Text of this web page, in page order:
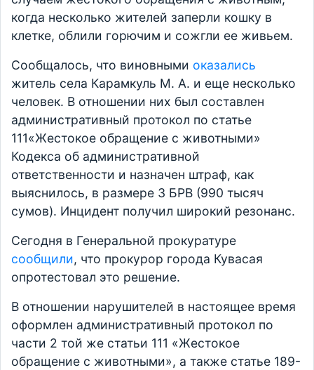
когда несколько жителей заперли кошку в
клетке, облили горючим и сожгли ее живьем.
Сообщалось, что виновными оказались
житель села Карамкуль М. А. и еще несколько
человек. В отношении них был составлен
административный протокол по статье
111«Жестокое обращение с животными»
Кодекса об административной
ответственности и назначен штраф, как
выяснилось, в размере 3 БРВ (990 тысяч
сумов). Инцидент получил широкий резонанс.
Сегодня в Генеральной прокуратуре
сообщили, что прокурор города Кувасая
опротестовал это решение.
В отношении нарушителей в настоящее время
оформлен административный протокол по
части 2 той же статьи 111 «Жестокое
обращение с животными», а также статье 189-